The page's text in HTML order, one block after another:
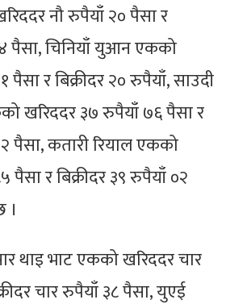
नौ रुपैयाँ २० पैसा र
पैसा, चिनियाँ युआन एकको
र बिक्रीदर २० रुपैयाँ, साउदी
खरिददर ३७ रुपैयाँ ७६ पैसा र
पैसा, कतारी रियाल एकको
पैसा र बिक्रीदर ३९ रुपैयाँ ०२
थाइ भाट एकको खरिददर चार
चार रुपैयाँ ३८ पैसा, युएई